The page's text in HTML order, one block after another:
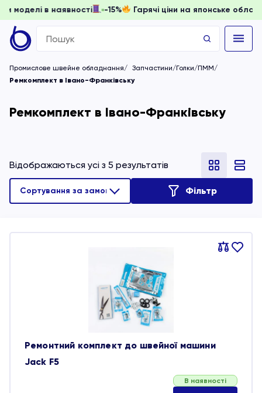
доки моделі в наявності -15% Гарячі ціни на японське
Search
for:
Промислове швейне обладнання
Запчастини/Голки/ПММ
Ремкомплект в Івано-Франківську
Ремкомплект в Івано-Франківську
Відображаються усі з 5 результатів
Фільтр
Порівняти
В
Ремонтний комплект до швейної машини
Jack F5
В наявності